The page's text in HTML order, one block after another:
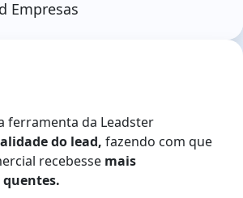
Empresas
ferramenta da Leadster
do lead, fazendo com que
recebesse mais